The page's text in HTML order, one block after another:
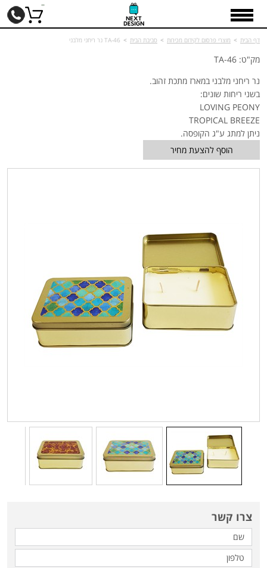
דף הבית > מוצרי פרסום לקידום מכירות > סביבת הבית > TA-46 נר ריחני מלבני
מק"ט: TA-46
נר ריחני מלבני במארז מתכת זהוב.
בשני ריחות שונים:
LOVING PEONY
TROPICAL BREEZE
ניתן למתג ע"ג הקופסה.
הוסף להצעת מחיר
צרו קשר